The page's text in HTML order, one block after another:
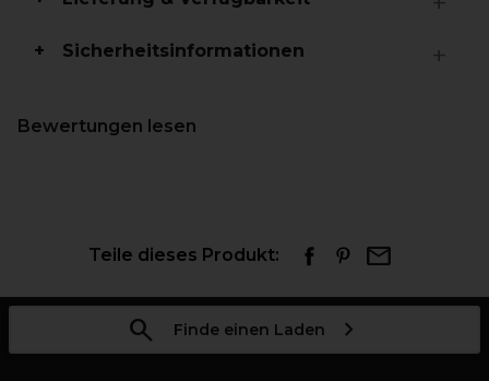
Sicherheitsinformationen
Bewertungen lesen
Teile dieses Produkt:
Finde einen Laden